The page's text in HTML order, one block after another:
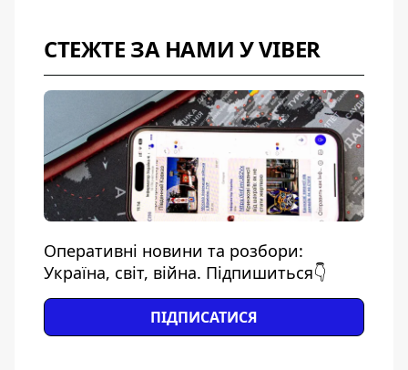
СТЕЖТЕ ЗА НАМИ У VIBER
Оперативні новини та розбори:
Україна, світ, війна. Підпишиться👇
ПІДПИСАТИСЯ